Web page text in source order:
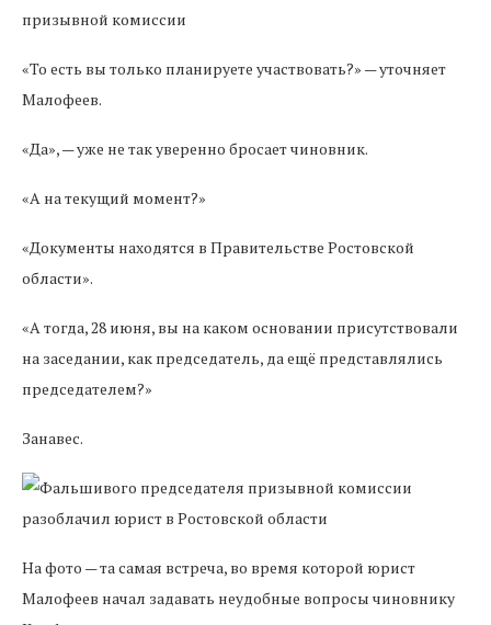
призывной комиссии
«То есть вы только планируете участвовать?» — уточняет
Малофеев.
«Да», — уже не так уверенно бросает чиновник.
«А на текущий момент?»
«Документы находятся в Правительстве Ростовской
области».
«А тогда, 28 июня, вы на каком основании присутствовали
на заседании, как председатель, да ещё представлялись
председателем?»
Занавес.
На фото — та самая встреча, во время которой юрист
Малофеев начал задавать неудобные вопросы чиновнику